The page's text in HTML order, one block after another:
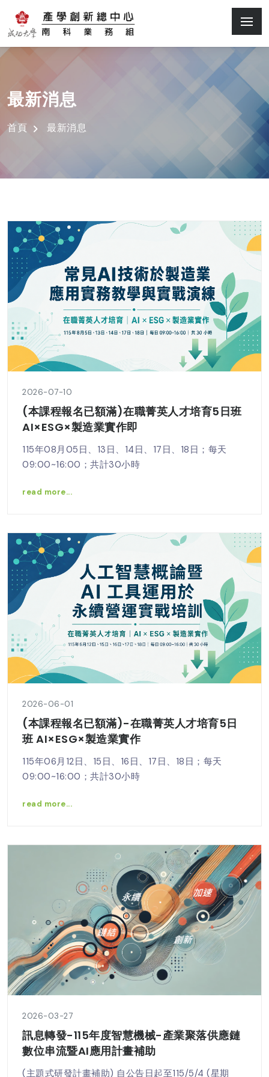
最新消息
首頁 最新消息
2026-07-10
(本課程報名已額滿)在職菁英人才培育5日班
AI×ESG×製造業實作即
115年08月05日、13日、14日、17日、18日；每天
09:00~16:00；共計30小時
read more...
2026-06-01
(本課程報名已額滿)-在職菁英人才培育5日
班 AI×ESG×製造業實作
115年06月12日、15日、16日、17日、18日；每天
09:00~16:00；共計30小時
read more...
2026-03-27
訊息轉發-115年度智慧機械-產業聚落供應鏈
數位串流暨AI應用計畫補助
(主題式研發計畫補助) 自公告日起至115/5/4 (星期